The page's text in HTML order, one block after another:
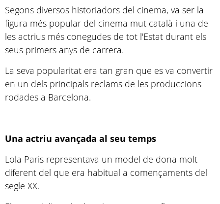
Segons diversos historiadors del cinema, va ser la
figura més popular del cinema mut català i una de
les actrius més conegudes de tot l'Estat durant els
seus primers anys de carrera.
La seva popularitat era tan gran que es va convertir
en un dels principals reclams de les produccions
rodades a Barcelona.
Una actriu avançada al seu temps
Lola Paris representava un model de dona molt
diferent del que era habitual a començaments del
segle XX.